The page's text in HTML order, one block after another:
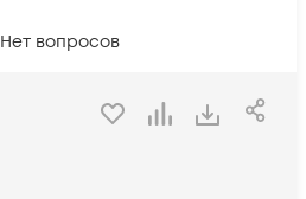
Нет вопросов